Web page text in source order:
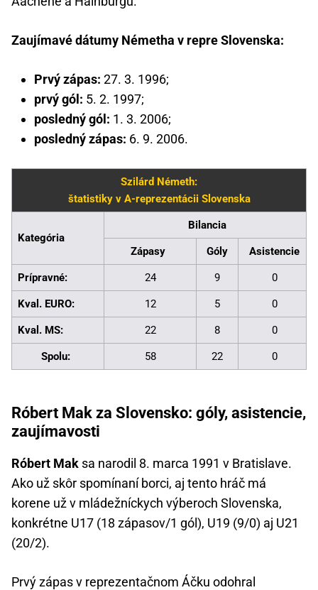
Zaujímavé dátumy Németha v repre Slovenska:
Prvý zápas: 27. 3. 1996;
prvý gól: 5. 2. 1997;
posledný gól: 1. 3. 2006;
posledný zápas: 6. 9. 2006.
Szilárd Németh:
štatistiky v A-reprezentácii Slovenska
Kategória
Bilancia
Zápasy Góly Asistencie
Prípravné: 24 9 0
Kval. EURO: 12 5 0
Kval. MS: 22 8 0
Spolu: 58 22 0
Róbert Mak za Slovensko: góly, asistencie,
zaujímavosti
Róbert Mak sa narodil 8. marca 1991 v Bratislave.
Ako už skôr spomínaní borci, aj tento hráč má
korene už v mládežníckych výberoch Slovenska,
konkrétne U17 (18 zápasov/1 gól), U19 (9/0) aj U21
(20/2).
Prvý zápas v reprezentačnom Áčku odohral